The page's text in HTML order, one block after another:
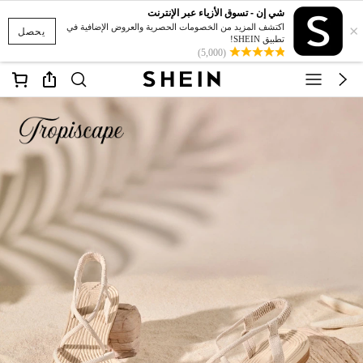
يحصل ×
شي إن - تسوق الأزياء عبر الإنترنت
اكتشف المزيد من الخصومات الحصرية والعروض الإضافية في
تطبيق SHEIN!
(5,000)